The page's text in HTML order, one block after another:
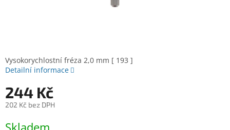
Vysokorychlostní fréza 2,0 mm [ 193 ]
Detailní informace
244 Kč
202 Kč bez DPH